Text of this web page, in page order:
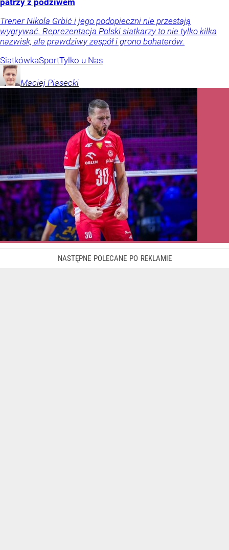
patrzy z podziwem
Trener Nikola Grbić i jego podopieczni nie przestają
wygrywać. Reprezentacja Polski siatkarzy to nie tylko kilka
nazwisk, ale prawdziwy zespół i grono bohaterów.
SiatkówkaSportTylko u Nas
Maciej Piasecki